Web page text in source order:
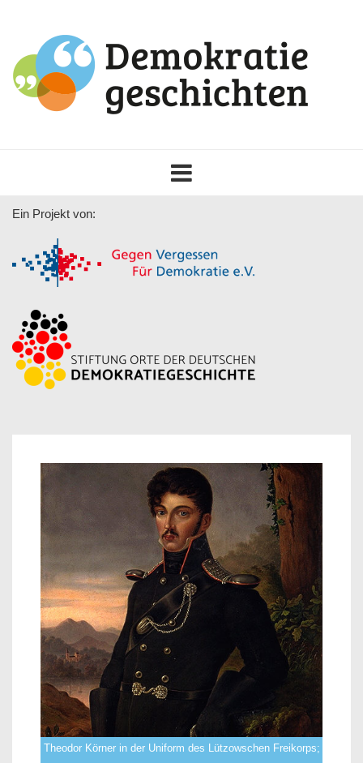
navigation
Ein Projekt von:
Theodor Körner in der Uniform des Lützowschen Freikorps;